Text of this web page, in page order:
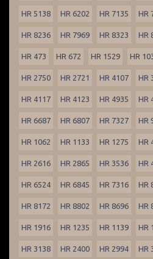
HR 5138 HR 6202 HR 7135 HR
HR 8236 HR 7969 HR 8323 HR
HR 473 HR 672 HR 1529 HR
HR 2750 HR 2721 HR 4107 HR
HR 4117 HR 4123 HR 4935 HR
HR 6687 HR 6807 HR 7327 HR
HR 1062 HR 1133 HR 1275 HR
HR 2616 HR 2865 HR 3536 HR
HR 6524 HR 6845 HR 7316 HR
HR 8172 HR 8802 HR 8696 HR
HR 1916 HR 1235 HR 1139 HR
HR 3138 HR 2400 HR 2994 HR